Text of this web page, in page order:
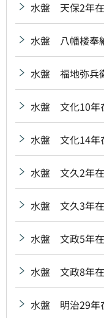
水盤 天保2年
水盤 八幡楼奉
水盤 福地弥兵
水盤 文化10年
水盤 文化14年
水盤 文久2年
水盤 文久3年
水盤 文政5年
水盤 文政8年
水盤 明治29年